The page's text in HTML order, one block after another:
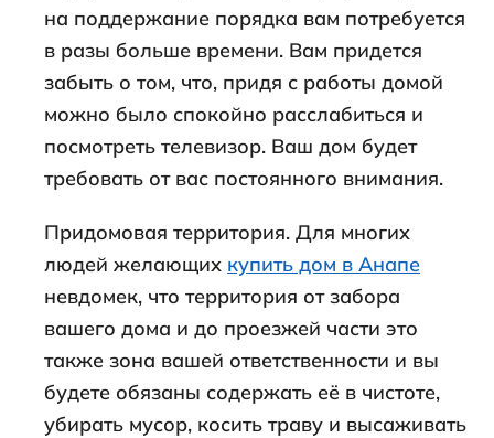
на поддержание порядка вам потребуется
в разы больше времени. Вам придется
забыть о том, что, придя с работы домой
можно было спокойно расслабиться и
посмотреть телевизор. Ваш дом будет
требовать от вас постоянного внимания.
Придомовая территория. Для многих
людей желающих купить дом в Анапе
невдомек, что территория от забора
вашего дома и до проезжей части это
также зона вашей ответственности и вы
будете обязаны содержать её в чистоте,
убирать мусор, косить траву и высаживать